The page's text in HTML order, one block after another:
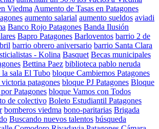
Viedma Aumento de Tasas en Patagones
aumento salarial aumento sueldos aviadi
Banco Rojo Patagones Banda Ilusión
Bapro Patagones Barloventos barrio 2 de
barrio obrero aniversario barrio Santa Clara
- Kolina Basquet Becas municipales
Bettina Paez biblioteca pablo neruda
sala El Tubo bloque Cambiemos Patagones
patagones bloque PJ Patagones Bloque
Patagones bloque Vamos con Todos
de colectivo Boleto Estudiantil Patagones
bomberos viedma bono-paritarias Brigada
Buscando nuevos talentos búsqueda